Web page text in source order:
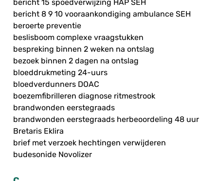
bericht 15 spoedverwijzing HAP SEH
bericht 8 9 10 vooraankondiging ambulance SEH
beroerte preventie
beslisboom complexe vraagstukken
bespreking binnen 2 weken na ontslag
bezoek binnen 2 dagen na ontslag
bloeddrukmeting 24-uurs
bloedverdunners DOAC
boezemfibrilleren diagnose ritmestrook
brandwonden eerstegraads
brandwonden eerstegraads herbeoordeling 48 uur
Bretaris Eklira
brief met verzoek hechtingen verwijderen
budesonide Novolizer